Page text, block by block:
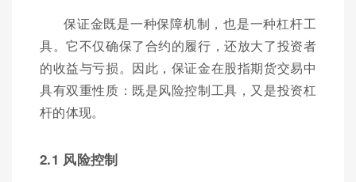
保证金既是一种保障机制，也是一种杠杆工
具。它不仅确保了合约的履行，还放大了投资者
的收益与亏损。因此，保证金在股指期货交易中
具有双重性质：既是风险控制工具，又是投资杠
杆的体现。
2.1 风险控制